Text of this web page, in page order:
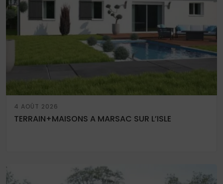
4 AOÛT 2026
TERRAIN+MAISONS A MARSAC SUR L’ISLE